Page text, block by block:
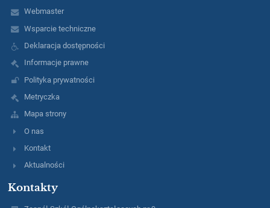
Webmaster
Wsparcie techniczne
Deklaracja dostępności
Informacje prawne
Polityka prywatności
Metryczka
Mapa strony
O nas
Kontakt
Aktualności
Kontakty